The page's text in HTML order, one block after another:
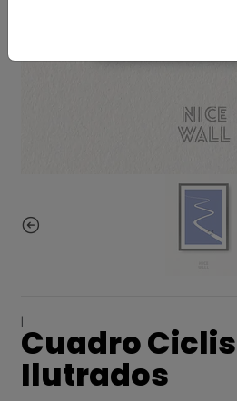
|
Cuadro
Ilutrados